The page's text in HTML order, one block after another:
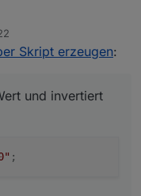
und invertiert
Skript erzeugen:
und invertiert
;